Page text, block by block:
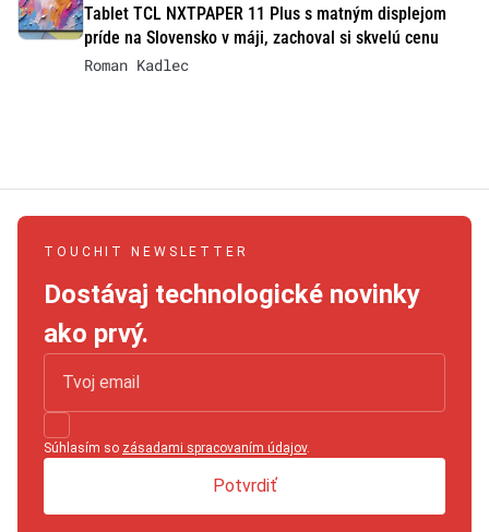
Tablet TCL NXTPAPER 11 Plus s matným displejom
príde na Slovensko v máji, zachoval si skvelú cenu
Roman Kadlec
TOUCHIT NEWSLETTER
Dostávaj technologické novinky
ako prvý.
Súhlasím so zásadami spracovaním údajov.
Potvrdiť